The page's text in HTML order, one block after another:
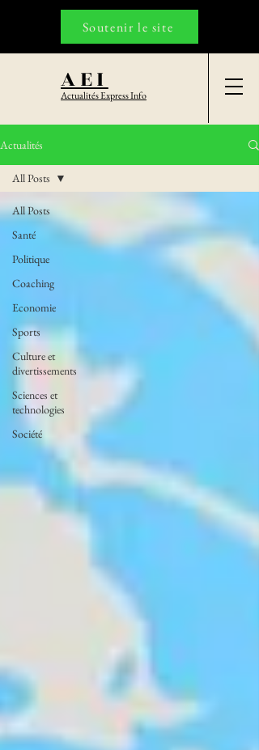
AEI
Actualités Express Info
Soutenir le site
Actualités
All Posts
Santé
Politique
Coaching
Economie
Sports
Culture et
divertissements
Sciences et
technologies
Société
All Posts